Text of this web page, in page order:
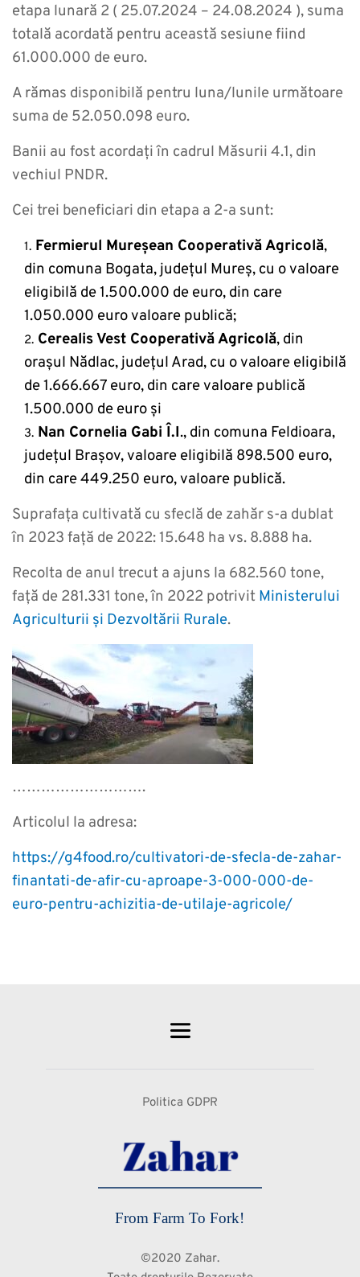
etapa lunară 2 ( 25.07.2024 – 24.08.2024 ), suma
totală acordată pentru această sesiune fiind
61.000.000 de euro.
A rămas disponibilă pentru luna/lunile următoare
suma de 52.050.098 euro.
Banii au fost acordați în cadrul Măsurii 4.1, din
vechiul PNDR.
Cei trei beneficiari din etapa a 2-a sunt:
Fermierul Mureșean Cooperativă Agricolă,
din comuna Bogata, județul Mureș, cu o valoare
eligibilă de 1.500.000 de euro, din care
1.050.000 euro valoare publică;
Cerealis Vest Cooperativă Agricolă, din
orașul Nădlac, județul Arad, cu o valoare eligibilă
de 1.666.667 euro, din care valoare publică
1.500.000 de euro și
Nan Cornelia Gabi Î.I., din comuna Feldioara,
județul Brașov, valoare eligibilă 898.500 euro,
din care 449.250 euro, valoare publică.
Suprafața cultivată cu sfeclă de zahăr s-a dublat
în 2023 față de 2022: 15.648 ha vs. 8.888 ha.
Recolta de anul trecut a ajuns la 682.560 tone,
față de 281.331 tone, în 2022 potrivit Ministerului
Agriculturii și Dezvoltării Rurale.
……………………….
Articolul la adresa:
https://g4food.ro/cultivatori-de-sfecla-de-zahar-
finantati-de-afir-cu-aproape-3-000-000-de-
euro-pentru-achizitia-de-utilaje-agricole/
©2020 Zahar.
From Farm To Fork!
Politica GDPR